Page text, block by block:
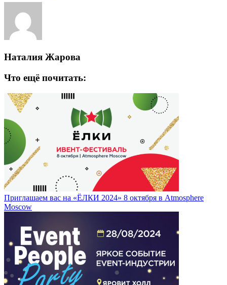
Наталия Жарова
Что ещё почитать:
Приглашаем вас на «ЁЛКИ 2024» 8 октября в Atmosphere
Moscow